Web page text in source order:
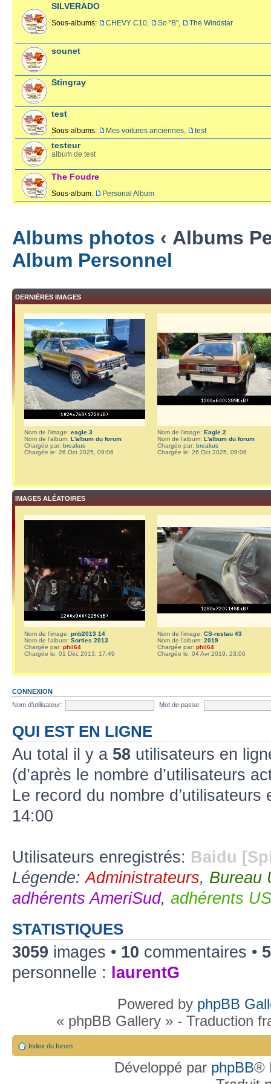
SILVERADO
Sous-albums: CHEVY C10 So "B" The Windstar
sounet
Stingray
test
Sous-albums: Mes voitures anciennes test
testeur
album de test
The Foudre
Sous-album: Personal Album
Albums photos ‹ Albums
Album Personnel
DERNIÈRES IMAGES
Nom de l’image: eagle.3
Nom de l’album: L'album du forum
Chargée par: breakus
Chargée le: 26 Oct 2025, 09:06
Nom de l’image: Eagle.2
Nom de l’album: L'album du forum
Chargée par: breakus
Chargée le: 26 Oct 2025, 09:06
IMAGES ALÉATOIRES
Nom de l’image: pnb2013 14
Nom de l’album: Sorties 2013
Chargée par: phil64
Chargée le: 01 Déc 2013, 17:49
Nom de l’image: CS-restau 43
Nom de l’album: 2019
Chargée par: phil64
Chargée le: 04 Avr 2019, 23:06
CONNEXION
Nom d’utilisateur:
Mot de passe:
QUI EST EN LIGNE
Au total il y a 58 utilisateurs en
(d’après le nombre d’utilisateurs
Le record du nombre
14:00
Utilisateurs enregistrés: Baidu
Légende:Administrateurs, Bureau
adhérents AmeriSud, adhérents
STATISTIQUES
3059 images • 10 commentaires •
personnelle :
laurentG
Powered by phpBB
« phpBB Gallery » - Traduction
Index du forum
Développé par phpBB®